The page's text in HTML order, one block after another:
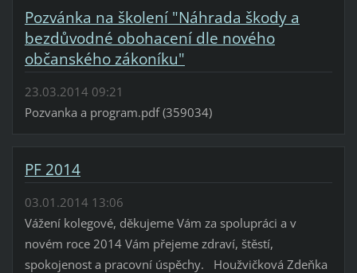
Pozvánka na školení "Náhrada škody a
bezdůvodné obohacení dle nového
občanského zákoníku"
23.03.2014 09:21
Pozvanka a program.pdf (359034)
PF 2014
03.01.2014 13:06
Vážení kolegové, děkujeme Vám za spolupráci a v
novém roce 2014 Vám přejeme zdraví, štěstí,
spokojenost a pracovní úspěchy. Houžvičková Zdeňka